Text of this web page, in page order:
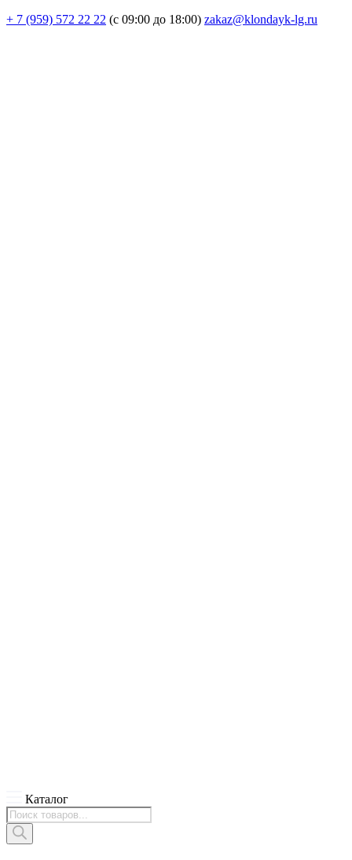
+ 7 (959) 572 22 22 (с 09:00 до 18:00) zakaz@klondayk-lg.ru
Каталог
Поиск
товаров